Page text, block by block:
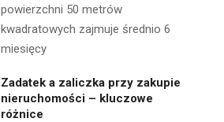
powierzchni 50 metrów
kwadratowych zajmuje średnio 6
miesięcy
Zadatek a zaliczka przy zakupie
nieruchomości – kluczowe
różnice